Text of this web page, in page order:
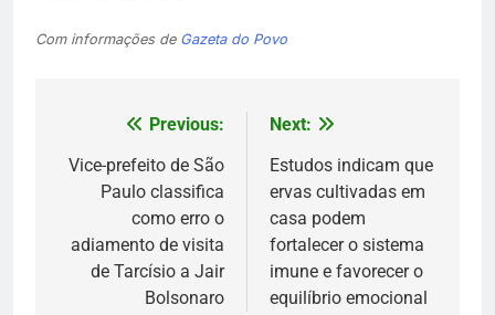
Com informações de Gazeta do Povo
Navegação
de
Previous:
Vice-prefeito de São
Paulo classifica
como erro o
adiamento de visita
de Tarcísio a Jair
Bolsonaro
Next:
Estudos indicam que
ervas cultivadas em
casa podem
fortalecer o sistema
imune e favorecer o
equilíbrio emocional